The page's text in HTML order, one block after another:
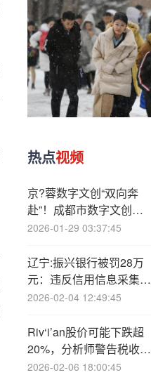
热点视频
京?蓉数字文创“双向奔
赴”！成都市数字文创产
业（北京）合作对接会举
2026-01-29 03:37:45
辽宁:振兴银行被罚28万
元：违反信用信息采集、
提供、查询及相关管理规
2026-02-04 12:49:45
Riv‘i’an股价可能下跌超
20%，分析师警告税收优
惠到期影响销售
2026-02-06 18:00:45